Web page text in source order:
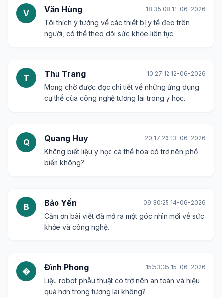
V Văn Hùng 18:35:08 11-06-2026
Tôi thích ý tưởng về các thiết bị y tế đeo trên
người, có thể theo dõi sức khỏe liên tục.
T Thu Trang 10:27:12 12-06-2026
Mong chờ được đọc chi tiết về những ứng dụng
cụ thể của công nghệ tương lai trong y học.
Q Quang Huy 20:17:26 13-06-2026
Không biết liệu y học cá thể hóa có trở nên phổ
biến không?
B Bảo Yến 09:30:25 14-06-2026
Cảm ơn bài viết đã mở ra một góc nhìn mới về sức
khỏe và công nghệ.
� Đình Phong 15:53:35 15-06-2026
Liệu robot phẫu thuật có trở nên an toàn và hiệu
quả hơn trong tương lai không?